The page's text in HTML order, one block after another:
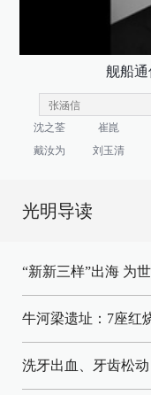
舰船
沈之荃 崔崑
戴汝为
刘玉清
光明导读
“新新三样”出海 为
牛河梁遗址：7座红
洗牙出血、牙齿松